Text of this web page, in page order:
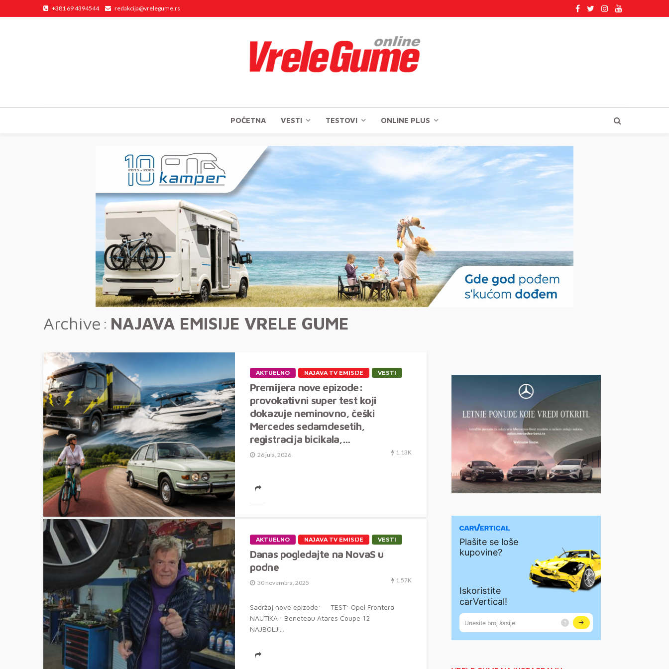
+381 69 4394544 redakcija@vrelegume.rs
POČETNA VESTI TESTOVI ONLINE PLUS
Archive NAJAVA EMISIJE VRELE GUME
AKTUELNO NAJAVA TV EMISIJE VESTI
Premijera nove epizode:
provokativni super test koji
dokazuje neminovno, češki
Mercedes sedamdesetih,
registracija bicikala,…
26 jula, 2026 1.13K
kamion Mercedes eActros u svakodnevnom radu u
AKTUELNO NAJAVA TV EMISIJE VESTI
Danas pogledajte na NovaS u
podne
30 novembra, 2025 1.57K
Sadržaj nove epizode: TEST: Opel Frontera
NAUTIKA : Beneteau Atares Coupe 12
NAJBOLJI...